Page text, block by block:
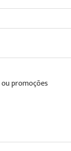
promoções